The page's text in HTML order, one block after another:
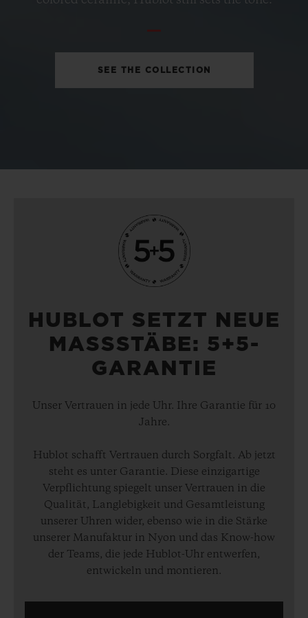
SEE THE COLLECTION
HUBLOT SETZT NEUE
MASSSTÄBE: 5+5-
GARANTIE
Unser Vertrauen in jede Uhr. Ihre Garantie für 10
Jahre.
Hublot schafft Vertrauen durch Sorgfalt. Ab jetzt
steht es unter Garantie. Diese einzigartige
Verpflichtung spiegelt unser Vertrauen in die
Qualität, Langlebigkeit und Gesamtleistung
unserer Uhren wider, ebenso wie in die Stärke
unserer Manufaktur in Nyon und das Know-how
der Teams, die jede Hublot-Uhr entwerfen,
entwickeln und montieren.